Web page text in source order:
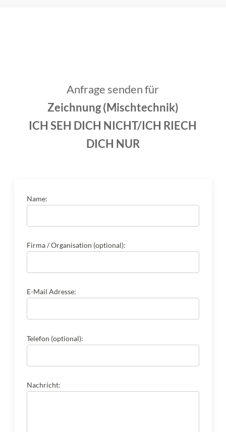
Anfrage senden für
Zeichnung (Mischtechnik)
ICH SEH DICH NICHT/ICH RIECH
DICH NUR
Name:
Firma / Organisation (optional):
E-Mail Adresse:
Telefon (optional):
Nachricht: